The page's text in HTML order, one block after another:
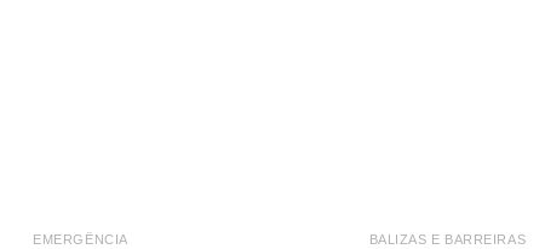
EMERGÊNCIA BALIZAS E BARREIRAS